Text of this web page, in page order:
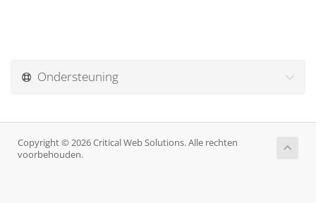
Ondersteuning
Copyright © 2026 Critical Web Solutions. Alle rechten
voorbehouden.